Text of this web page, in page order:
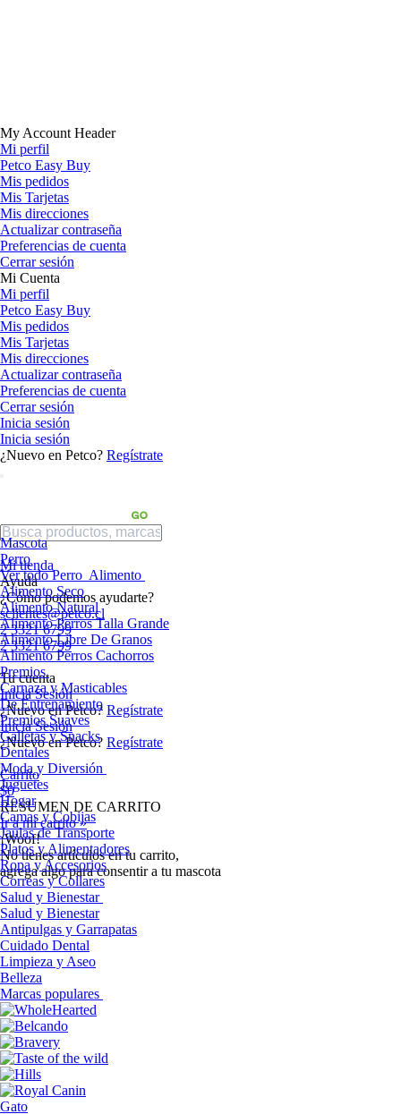
My Account Header
Mi perfil
Petco Easy Buy
Mis pedidos
Mis Tarjetas
Mis direcciones
Actualizar contraseña
Preferencias de cuenta
Cerrar sesión
Mi Cuenta
Mi perfil
Petco Easy Buy
Mis pedidos
Mis Tarjetas
Mis direcciones
Actualizar contraseña
Preferencias de cuenta
Cerrar sesión
Inicia sesión
Inicia sesión
¿Nuevo en Petco? Regístrate
Mi tienda
Ayuda
¿Cómo podemos ayudarte?
sclientes@petco.cl
2 3321 6799
2 3321 6799
Tu cuenta
Inicia Sesión
¿Nuevo en Petco? Regístrate
Inicia Sesión
¿Nuevo en Petco? Regístrate
Carrito
$0
RESUMEN DE CARRITO
Ir a mi carrito »
¡Woof!
No tíenes artículos en tu carrito,
agrega algo para consentir a tu mascota
Mascota
Perro
Ver todo Perro Alimento
Alimento Seco
Alimento Natural
Alimento Perros Talla Grande
Alimento Libre De Granos
Alimento Perros Cachorros
Premios
Carnaza y Masticables
De Entrenamiento
Premios Suaves
Galletas y Snacks
Dentales
Moda y Diversión
Juguetes
Hogar
Camas y Cobijas
Jaulas de Transporte
Platos y Alimentadores
Ropa y Accesorios
Correas y Collares
Salud y Bienestar
Salud y Bienestar
Antipulgas y Garrapatas
Cuidado Dental
Limpieza y Aseo
Belleza
Marcas populares
Gato